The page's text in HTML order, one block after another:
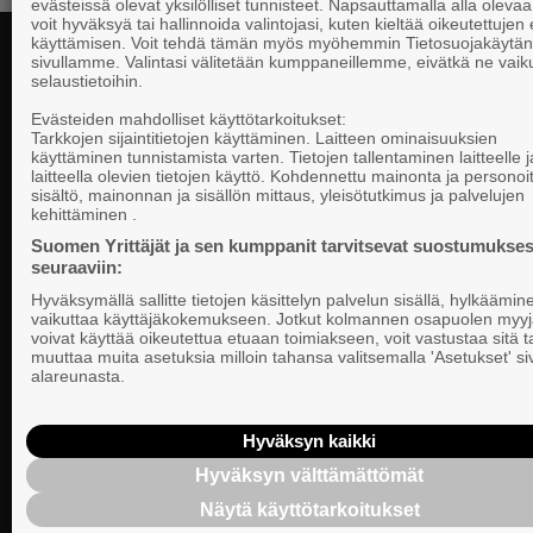
Valtakunnallista, alueellista ja paikallista
vaikuttamista pk-yrittäjien puolesta.
Suomen
PL 999, 00101
Suomen
Suomen
evästeissä olevat yksilölliset tunnisteet. Napsauttamalla alla
voit hyväksyä tai hallinnoida valintojasi, kuten kieltää oikeutettujen
käyttämisen. Voit tehdä tämän myös myöhemmin
sivullamme. Valintasi välitetään kumppaneillemme, eivätkä ne
selaustietoihin.
Evästeiden mahdolliset käyttötarkoitukset:
Tarkkojen sijaintitietojen käyttäminen. Laitteen ominaisuuksien
käyttäminen tunnistamista varten. Tietojen tallentaminen laitteelle
laitteella olevien tietojen käyttö. Kohdennettu mainonta ja
sisältö, mainonnan ja sisällön mittaus, yleisötutkimus ja palvelujen
kehittäminen .
Suomen Yrittäjät ja sen kumppanit tarvitsevat
seuraaviin:
Hyväksymällä sallitte tietojen käsittelyn palvelun sisällä,
vaikuttaa käyttäjäkokemukseen. Jotkut kolmannen osapuolen
voivat käyttää oikeutettua etuaan toimiakseen, voit vastustaa sitä
muuttaa muita asetuksia milloin tahansa valitsemalla 'Asetukset'
alareunasta.
Hyväksyn kaikki
Hyväksyn välttämättömät
Näytä käyttötarkoitukset